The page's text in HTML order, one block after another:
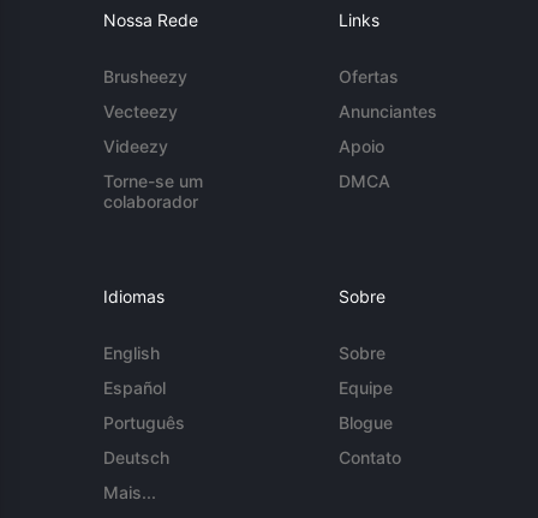
Nossa Rede
Brusheezy
Vecteezy
Videezy
Torne-se um
colaborador
Links
Ofertas
Anunciantes
Apoio
DMCA
Idiomas
English
Español
Português
Deutsch
Mais...
Sobre
Sobre
Equipe
Blogue
Contato